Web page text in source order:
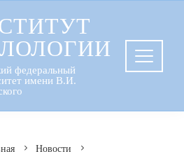
федеральный
имени В.И.
Новости